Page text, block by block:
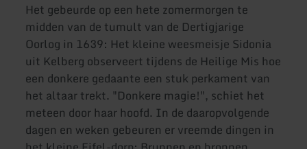
Het gebeurde op een hete zomermorgen te
midden van de tumult van de Dertigjarige
Oorlog in 1639: Het kleine weesmeisje Sidonia
uit Kelberg observeert tijdens de Heilige Mis hoe
een donkere gedaante een stuk perkament van
het altaar trekt. "Donkere magie!", schiet het
meteen door haar hoofd. In de daaropvolgende
dagen en weken gebeuren er vreemde dingen in